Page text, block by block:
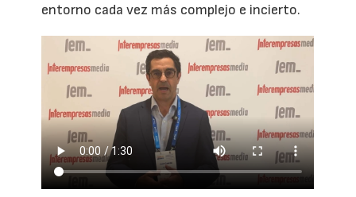
entorno cada vez más complejo e incierto.